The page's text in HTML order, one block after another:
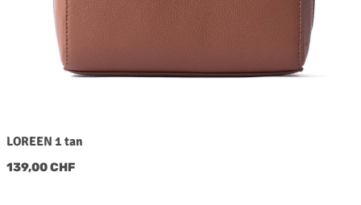
LOREEN 1 tan
Regulärer Preis:
139,00 CHF